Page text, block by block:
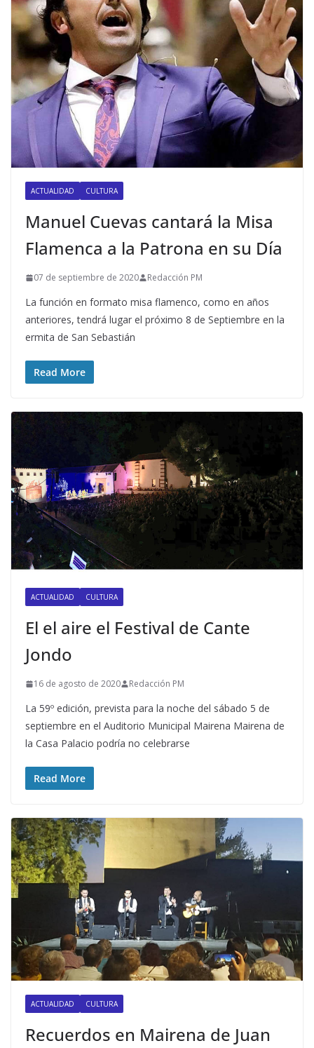
ACTUALIDAD CULTURA
Manuel Cuevas cantará la Misa
Flamenca a la Patrona en su Día
07 de septiembre de 2020 Redacción PM
La función en formato misa flamenco, como en años
anteriores, tendrá lugar el próximo 8 de Septiembre en la
ermita de San Sebastián
Read More
ACTUALIDAD CULTURA
El el aire el Festival de Cante
Jondo
16 de agosto de 2020 Redacción PM
La 59º edición, prevista para la noche del sábado 5 de
septiembre en el Auditorio Municipal Mairena Mairena de
la Casa Palacio podría no celebrarse
Read More
ACTUALIDAD CULTURA
Recuerdos en Mairena de Juan